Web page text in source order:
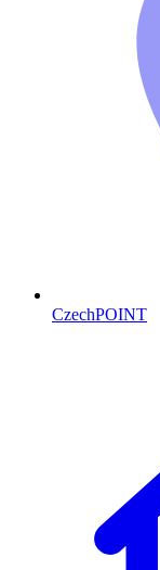
CzechPOINT